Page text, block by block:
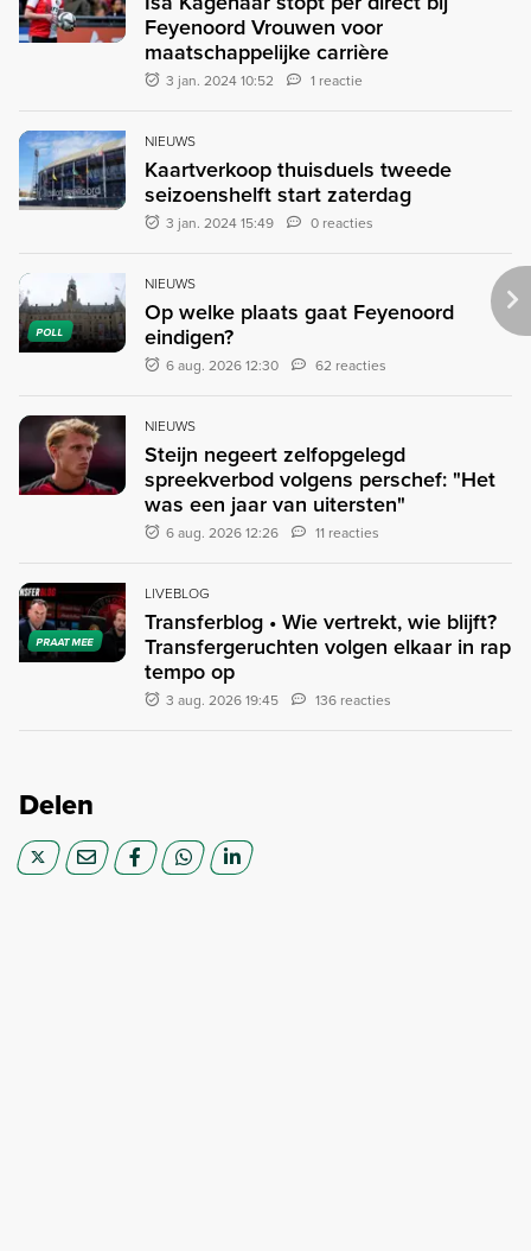
Feyenoord Vrouwen voor
maatschappelijke carrière
3 jan. 2024 10:52 1 reactie
NIEUWS
Kaartverkoop thuisduels tweede
seizoenshelft start zaterdag
3 jan. 2024 15:49 0 reacties
POLL
NIEUWS
Op welke plaats gaat Feyenoord
eindigen?
6 aug. 2026 12:30 62 reacties
NIEUWS
Steijn negeert zelfopgelegd
spreekverbod volgens perschef: "Het
was een jaar van uitersten"
6 aug. 2026 12:26 11 reacties
PRAAT MEE
LIVEBLOG
Transferblog • Wie vertrekt, wie blijft?
Transfergeruchten volgen elkaar in rap
tempo op
3 aug. 2026 19:45 136 reacties
Delen